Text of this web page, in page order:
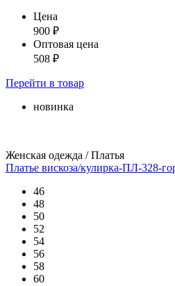
Цена
900 ₽
Оптовая цена
508 ₽
Перейти в товар
новинка
Женская одежда / Платья
Платье вискоза/кулирка-ПЛ-328-
46
48
50
52
54
56
58
60